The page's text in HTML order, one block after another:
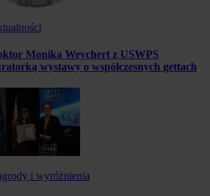
Monika Weychert z USWPS
wystawy o współczesnych gettach
i wyróżnienia